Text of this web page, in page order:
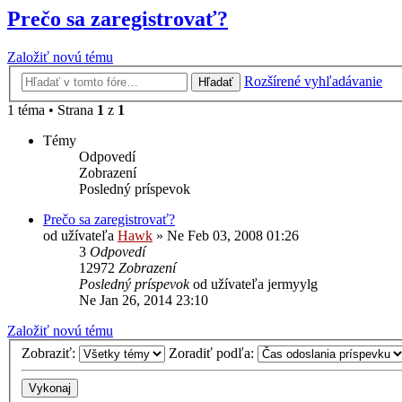
Prečo sa zaregistrovať?
Založiť novú tému
Hľadať
Rozšírené vyhľadávanie
1 téma • Strana 1 z 1
Témy
Odpovedí
Zobrazení
Posledný príspevok
Prečo sa zaregistrovať?
od užívateľa Hawk » Ne Feb 03, 2008 01:26
3 Odpovedí
12972 Zobrazení
Posledný príspevokod užívateľa jermyylg
Ne Jan 26, 2014 23:10
Založiť novú tému
Zobraziť:
Zoradiť podľa: